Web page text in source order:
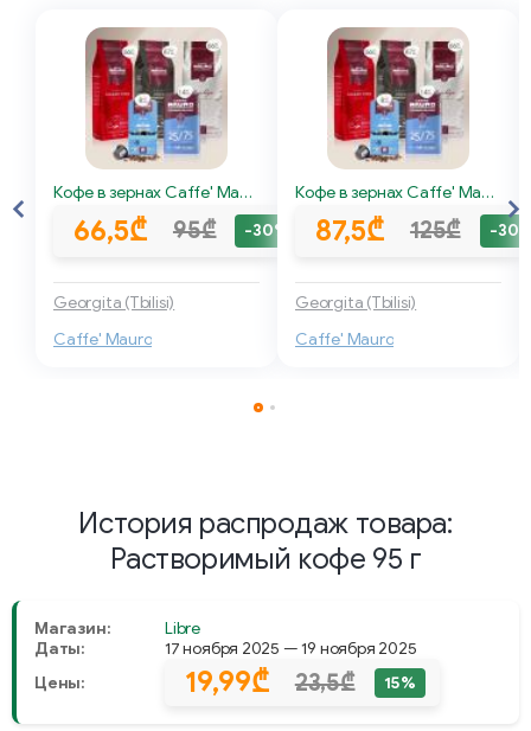
Кофе в зернах Caffe' Mauro Maestoso 1000 г
66,5₾ 95₾ -30%
Georgita (Tbilisi)
Caffe' Mauro
Кофе в зернах Caffe' Mauro 100% Arabica 1000 г
87,5₾ 125₾ -
Georgita (Tbilisi)
Caffe' Mauro
История распродаж товара:
Растворимый кофе 95 г
Магазин:
Libre
Даты:
17 ноября 2025 — 19 ноября 2025
Цены:
19,99₾ 23,5₾ 15%